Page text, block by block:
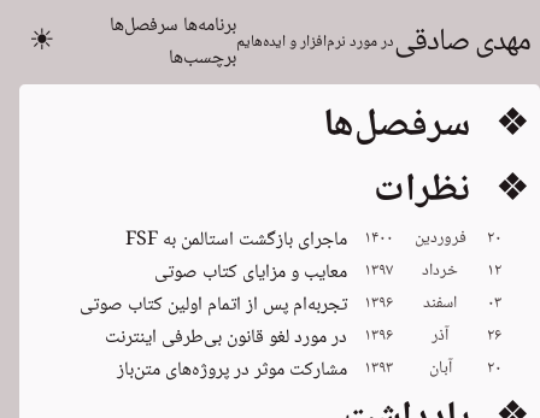
مهدی صادقیدر مورد نرم‌افزار و ایده‌هایمبرنامه‌ها سرفصل‌ها
برچسب‌ها
☀
❖ سرفصل‌ها
❖ نظرات
۲۰ فروردین ۱۴۰۰ ماجرای بازگشت استالمن به FSF
۱۲ خرداد ۱۳۹۷ معایب و مزایای کتاب صوتی
۰۳ اسفند ۱۳۹۶ تجربه‌ام پس از اتمام اولین کتاب صوتی
۲۶ آذر ۱۳۹۶ در مورد لغو قانون بی‌طرفی اینترنت
۲۰ آبان ۱۳۹۳ مشارکت موثر در پروژه‌های متن‌باز